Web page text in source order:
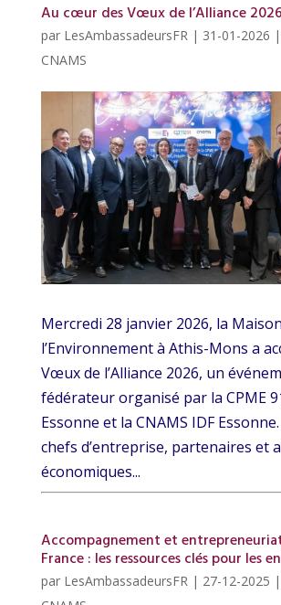
Au cœur des Vœux de l’Alliance
par LesAmbassadeursFR| 31-01-2026 |
CNAMS
Mercredi 28 janvier 2026, la
l’Environnement à Athis-Mons a
Vœux de l’Alliance 2026, un
fédérateur organisé par la CPME
Essonne et la CNAMS IDF
chefs d’entreprise, partenaires et
économiques...
Accompagnement et
France : les ressources clés pour les
par LesAmbassadeursFR| 27-12-2025 |